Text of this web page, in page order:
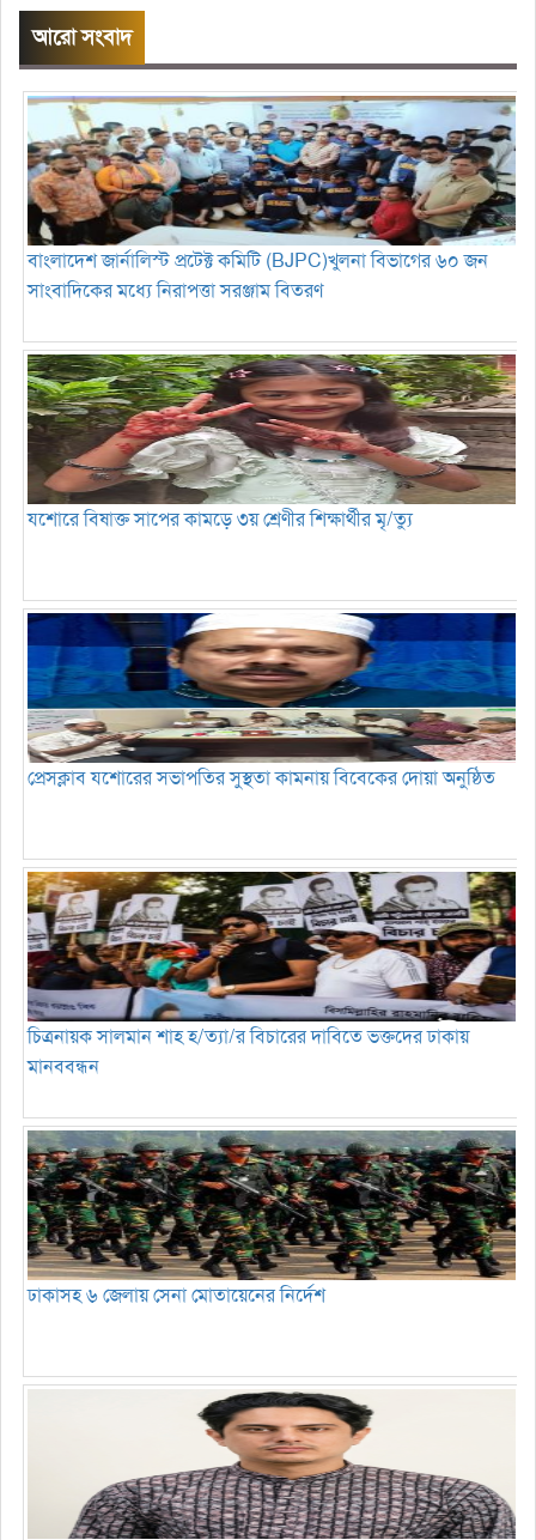
আরো সংবাদ
বাংলাদেশ জার্নালিস্ট প্রটেক্ট কমিটি (BJPC)খুলনা বিভাগের ৬০ জন
সাংবাদিকের মধ্যে নিরাপত্তা সরঞ্জাম বিতরণ
যশোরে বিষাক্ত সাপের কামড়ে ৩য় শ্রেণীর শিক্ষার্থীর মৃ/ত্যু
প্রেসক্লাব যশোরের সভাপতির সুস্থতা কামনায় বিবেকের দোয়া অনুষ্ঠিত
চিত্রনায়ক সালমান শাহ হ/ত্যা/র বিচারের দাবিতে ভক্তদের ঢাকায়
মানববন্ধন
ঢাকাসহ ৬ জেলায় সেনা মোতায়েনের নির্দেশ